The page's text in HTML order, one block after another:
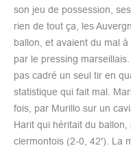
son jeu de possession,
rien de tout ça, les
ballon, et avaient du mal
par le pressing
pas cadré un seul tir en
statistique qui fait mal.
fois, par Murillo sur un
Harit qui héritait du
clermontois (2-0, 42′). La